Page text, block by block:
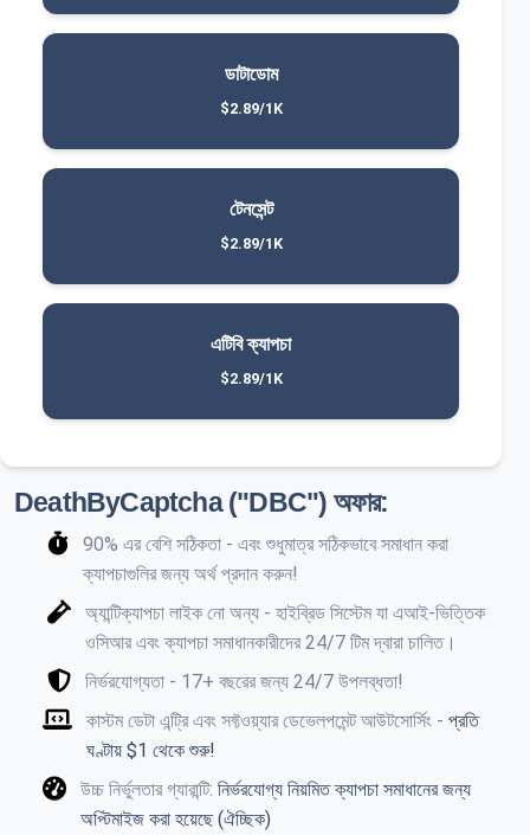
ডাটাডোম
$2.89/1K
টেনসেন্ট
$2.89/1K
এটিবি ক্যাপচা
$2.89/1K
DeathByCaptcha ("DBC") অফার:
90% এর বেশি সঠিকতা - এবং শুধুমাত্র সঠিকভাবে সমাধান করা
ক্যাপচাগুলির জন্য অর্থ প্রদান করুন!
অ্যান্টিক্যাপচা লাইক নো অন্য - হাইব্রিড সিস্টেম যা এআই-ভিত্তিক
ওসিআর এবং ক্যাপচা সমাধানকারীদের 24/7 টিম দ্বারা চালিত।
নির্ভরযোগ্যতা - 17+ বছরের জন্য 24/7 উপলব্ধতা!
কাস্টম ডেটা এন্ট্রি এবং সফ্টওয়্যার ডেভেলপমেন্ট আউটসোর্সিং - প্রতি
ঘণ্টায় $1 থেকে শুরু!
উচ্চ নির্ভুলতার গ্যারান্টি: নির্ভরযোগ্য নিয়মিত ক্যাপচা সমাধানের জন্য
অপ্টিমাইজ করা হয়েছে (ঐচ্ছিক)